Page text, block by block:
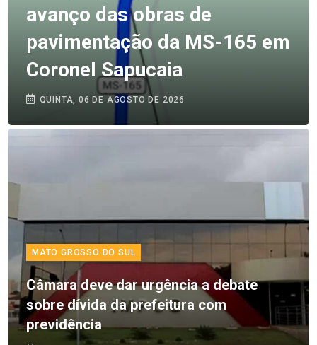
avanço das obras de
pavimentação da MS-165 em
Coronel Sapucaia
QUINTA, 06 DE AGOSTO DE 2026
MATO GROSSO DO SUL
Câmara deve dar urgência a debate
sobre dívida da prefeitura com
previdência